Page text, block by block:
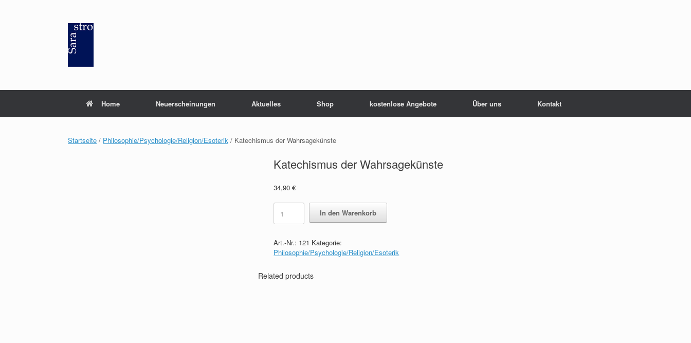
Home Neuerscheinungen Aktuelles Shop kostenlose Angebote Über uns Kontakt
Startseite / Philosophie/Psychologie/Religion/Esoterik / Katechismus der Wahrsagekünste
Katechismus der Wahrsagekünste
34,90€
Katechismus
der
Wahrsagekünste
In den Warenkorb
Art.-Nr.: 121 Kategorie:
Philosophie/Psychologie/Religion/Esoterik
Related products